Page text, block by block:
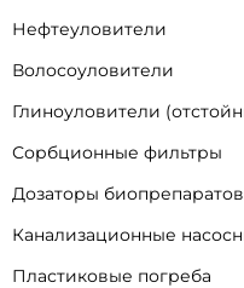
Нефтеуловители
Волосоуловители
Глиноуловители
Сорбционные фильтры
Дозаторы биопрепаратов
Канализационные
Пластиковые погреба